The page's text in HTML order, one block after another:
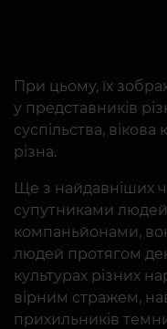
При цьому, їх
у представників
суспільства,
різна.
Ще з найдавніших
супутниками
компаньйонами,
людей протягом
культурах різних
вірним стражем,
прихильників